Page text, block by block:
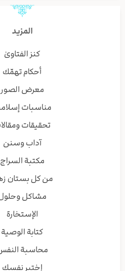
المزيد
كنز الفتاوىٰ
أحكام تهمّك
معرض الصور
مناسبات
تحقيقات
آداب وسنن
مكتبة السراج
من كل بستان
مشاكل
الإستخارة
كتابة الوصية
محاسبة
إختبر نفسك